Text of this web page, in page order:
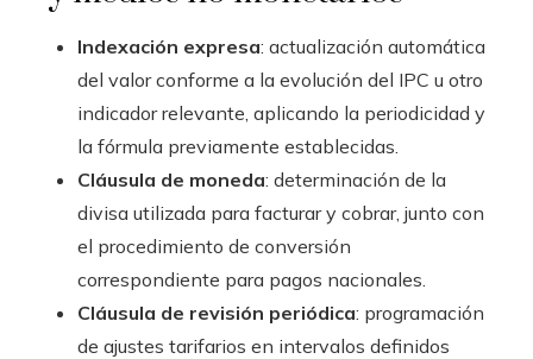
Indexación expresa: actualización automática
del valor conforme a la evolución del IPC u otro
indicador relevante, aplicando la periodicidad y
la fórmula previamente establecidas.
Cláusula de moneda: determinación de la
divisa utilizada para facturar y cobrar, junto con
el procedimiento de conversión
correspondiente para pagos nacionales.
Cláusula de revisión periódica: programación
de ajustes tarifarios en intervalos definidos